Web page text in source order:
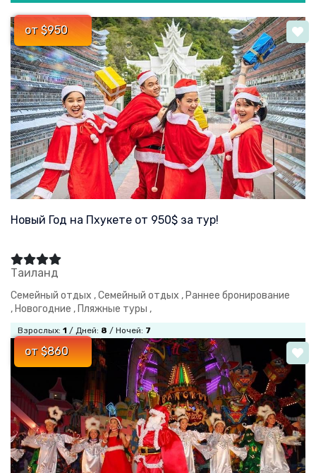
от $950
Новый Год на Пхукете от 950$ за тур!
Таиланд
Семейный отдых ,Семейный отдых , Раннее бронирование
, Новогодние , Пляжные туры ,
Взрослых: 1 / Дней: 8 / Ночей: 7
от $860